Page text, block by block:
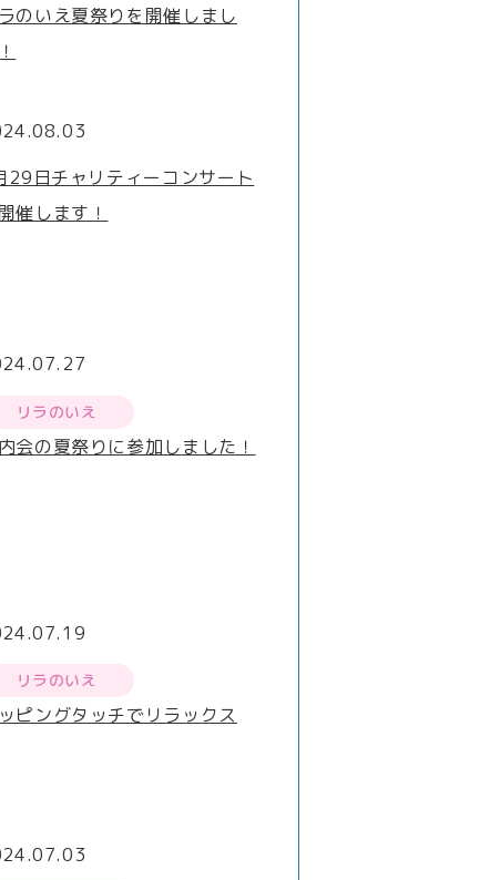
のいえ夏祭りを開催しまし
29日チャリティーコンサート
催します！
リラのいえ
会の夏祭りに参加しました！
リラのいえ
ピングタッチでリラックス